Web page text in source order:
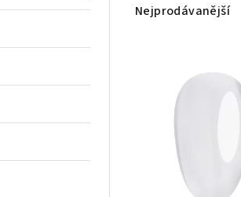
aNejprodávanější